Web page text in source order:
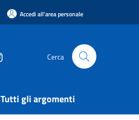
Accedi all'area personale
Cerca
Tutti gli argomenti